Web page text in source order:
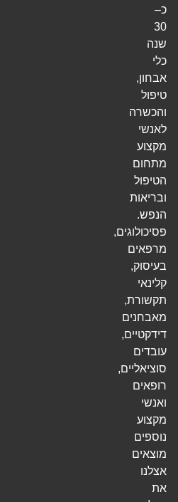
כ–
30
שנה
כלי
אבחון,
טיפול
והכשרה
לאנשי
מקצוע
מתחום
הטיפול
ובריאות
הנפש.
פסיכולוגים,
מרפאים
בעיסוק,
קלינאי
תקשורת,
מאבחנים
דידקטיים,
עובדים
סוציאליים,
רופאים
ואנשי
מקצוע
נוספים
מוצאים
אצלנו
את